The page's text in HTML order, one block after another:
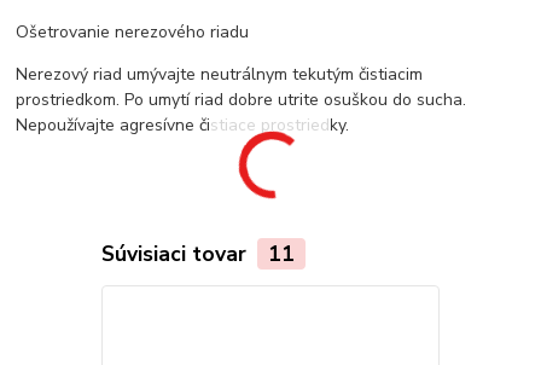
Ošetrovanie nerezového riadu
Nerezový riad umývajte neutrálnym tekutým čistiacim
prostriedkom. Po umytí riad dobre utrite osuškou do sucha.
Nepoužívajte agresívne čistiace prostriedky.
Súvisiaci tovar 11